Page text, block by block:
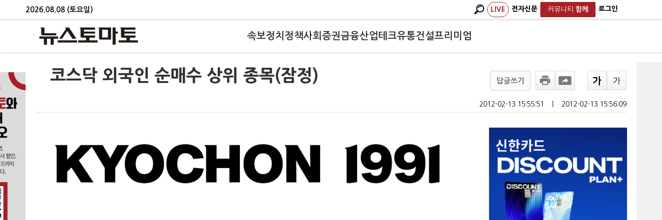
2026.08.08 (토요일) LIVE 전자신문 커뮤니티 함께 로그인
속보정치 정책사회 증권금융산업테크유통건설프리미엄
코스닥 외국인 순매수 상위 종목(잠정) 답글쓰기
2012-02-13 15:55:51 2012-02-13 15:56:09